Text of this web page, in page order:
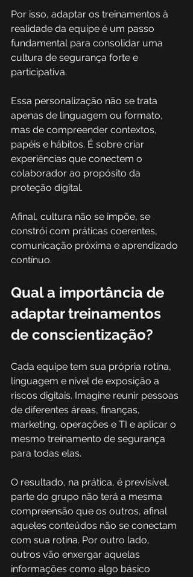
Por isso, adaptar os treinamentos à
realidade da equipe é um passo
fundamental para consolidar uma
cultura de segurança forte e
participativa.
Essa personalização não se trata
apenas de linguagem ou formato,
mas de compreender contextos,
papéis e hábitos. É sobre criar
experiências que conectem o
colaborador ao propósito da
proteção digital.
Afinal, cultura não se impõe, se
constrói com práticas coerentes,
comunicação próxima e aprendizado
contínuo.
Qual a importância de
adaptar treinamentos
de conscientização?
Cada equipe tem sua própria rotina,
linguagem e nível de exposição a
riscos digitais. Imagine reunir pessoas
de diferentes áreas, finanças,
marketing, operações e TI e aplicar o
mesmo treinamento de segurança
para todas elas.
O resultado, na prática, é previsível,
parte do grupo não terá a mesma
compreensão que os outros, afinal
aqueles conteúdos não se conectam
com sua rotina. Por outro lado,
outros vão enxergar aquelas
informações como algo básico